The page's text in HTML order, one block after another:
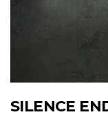
SILENCE